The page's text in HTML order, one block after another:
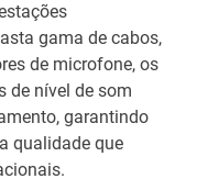
gama de cabos,
de microfone, os
de nível de som
garantindo
qualidade que